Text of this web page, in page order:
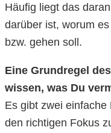
Häufig liegt das
darüber ist, worum
bzw. gehen soll.
Eine Grundregel
wissen, was Du
Es gibt zwei
den richtigen Fokus